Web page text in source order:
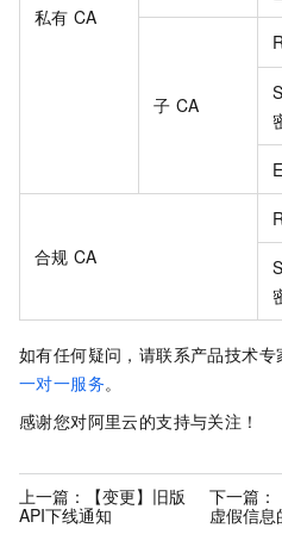
私有 CA
子 CA
合规 CA
如有任何疑问， 请联系产品技术
一对一服务。
感谢您对阿里云的支持与关注！
上一篇：
【变更】旧版
API下线通知
下一篇：
虚假信息